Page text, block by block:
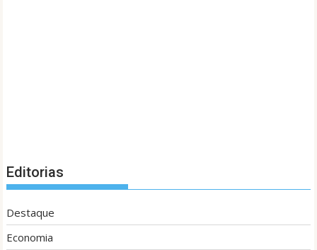
Editorias
Destaque
Economia